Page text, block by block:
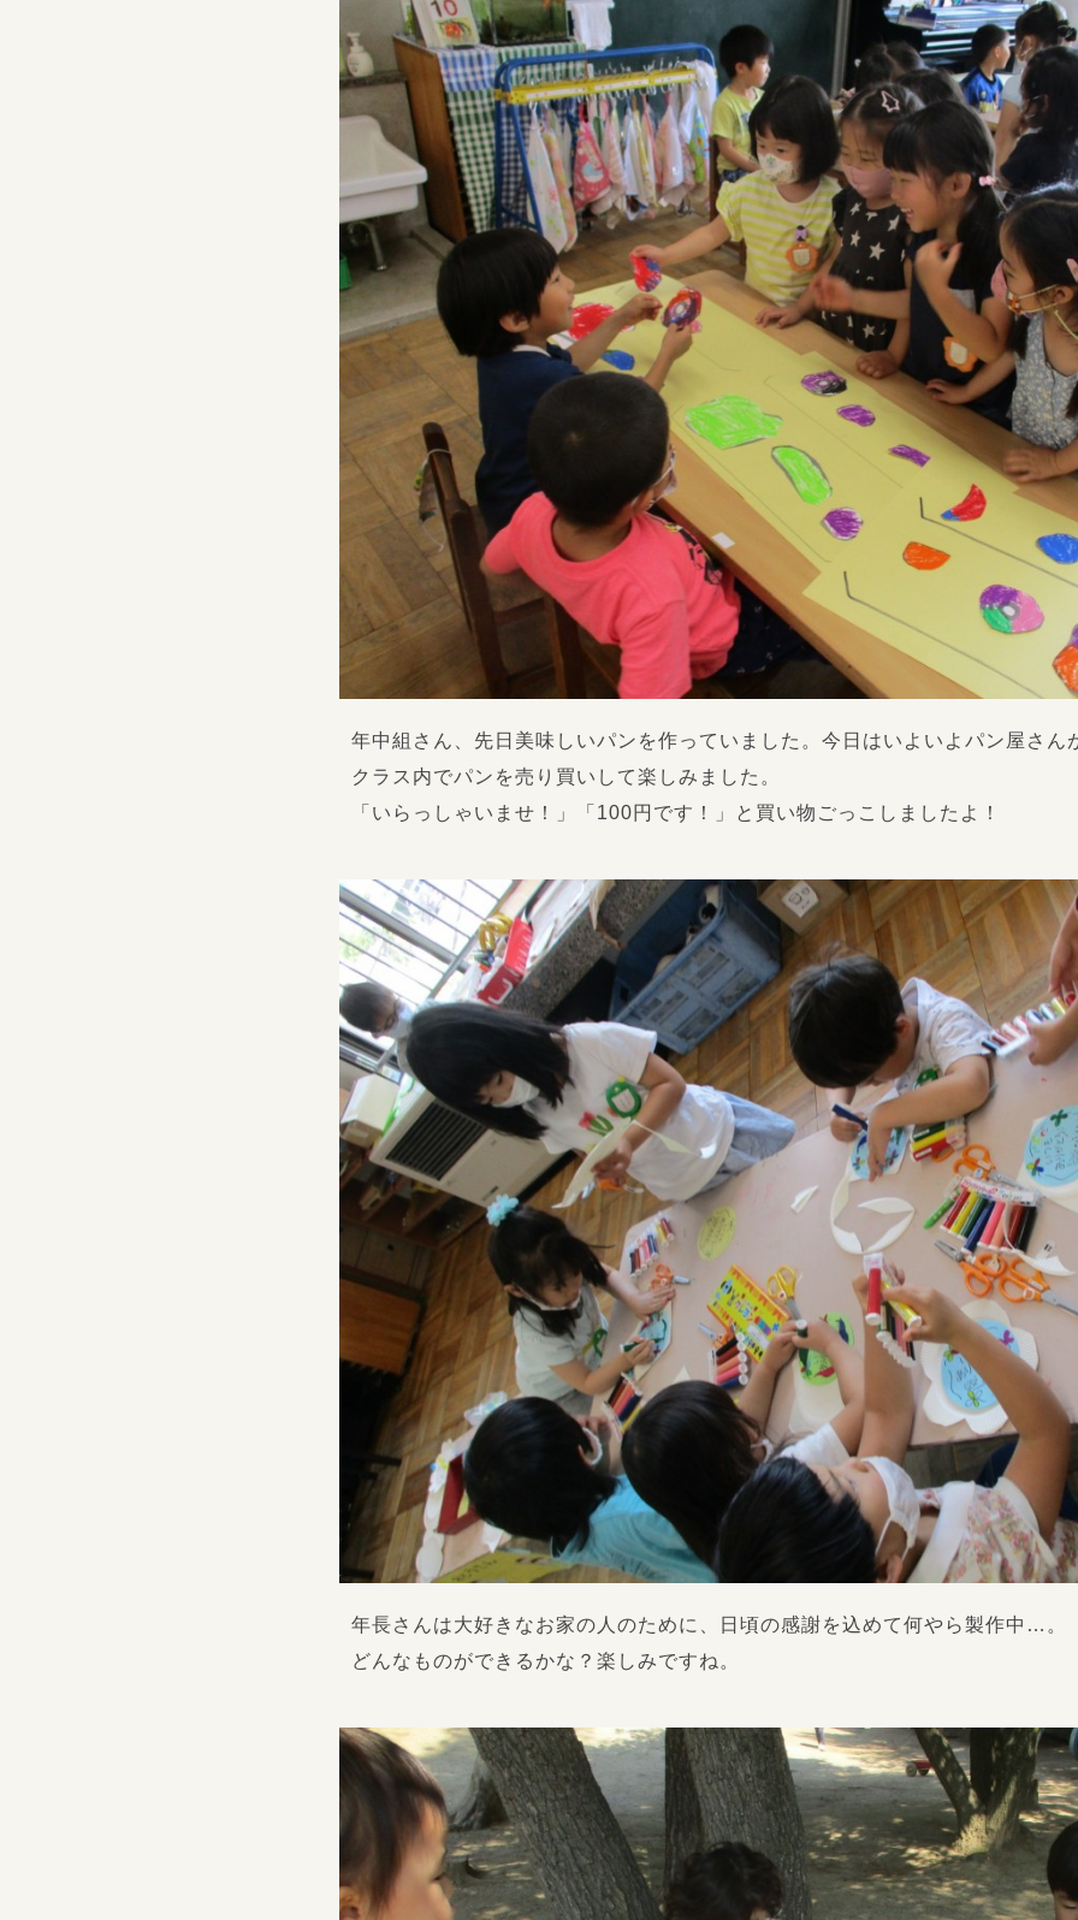
年中組さん、先日美味しいパンを作っていました。今日はいよいよパン屋さん
クラス内でパンを売り買いして楽しみました。
「いらっしゃいませ！」「100円です！」と買い物ごっこしましたよ！
年長さんは大好きなお家の人のために、日頃の感謝を込めて何やら製作中…。
どんなものができるかな？楽しみですね。